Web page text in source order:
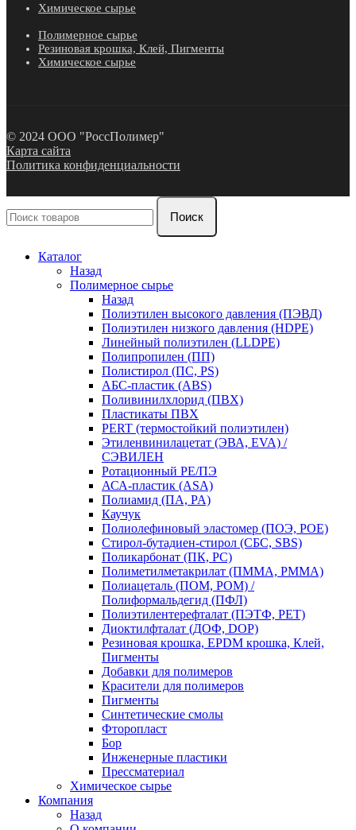
Химическое сырье
Полимерное сырье
Резиновая крошка, Клей, Пигменты
Химическое сырье
© 2024 ООО "РоссПолимер"
Карта сайта
Политика конфиденциальности
Поиск
Каталог
Назад
Полимерное сырье
Назад
Полиэтилен высокого давления (ПЭВД)
Полиэтилен низкого давления (HDPE)
Линейный полиэтилен (LLDPE)
Полипропилен (ПП)
Полистирол (ПС, PS)
АБС-пластик (ABS)
Поливинилхлорид (ПВХ)
Пластикаты ПВХ
PERT (термостойкий полиэтилен)
Этиленвинилацетат (ЭВА, EVA) /
СЭВИЛЕН
Ротационный PE/ПЭ
АСА-пластик (ASA)
Полиамид (ПА, PA)
Каучук
Полиолефиновый эластомер (ПОЭ, POE)
Стирол-бутадиен-стирол (СБС, SBS)
Поликарбонат (ПК, PC)
Полиметилметакрилат (ПММА, PMMA)
Полиацеталь (ПОМ, POM) /
Полиформальдегид (ПФЛ)
Полиэтилентерефталат (ПЭТФ, PET)
Диоктилфталат (ДОФ, DOP)
Резиновая крошка, EPDM крошка, Клей,
Пигменты
Добавки для полимеров
Красители для полимеров
Пигменты
Синтетические смолы
Фторопласт
Бор
Инженерные пластики
Прессматериал
Химическое сырье
Компания
Назад